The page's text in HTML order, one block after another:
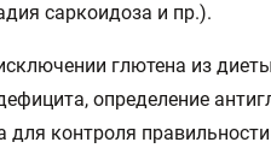
саркоидоза и пр.).
глютена из
определение
для контроля